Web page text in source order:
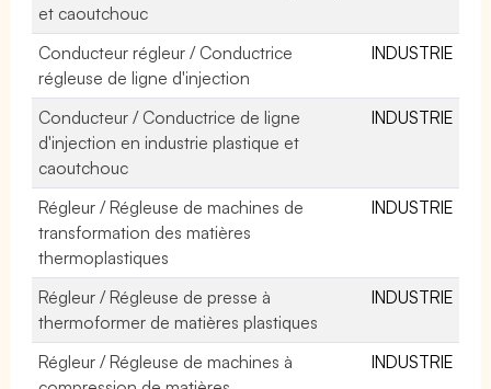
et caoutchouc
Conducteur régleur / Conductrice
régleuse de ligne d'injection
INDUSTRIE
Conducteur / Conductrice de ligne
d'injection en industrie plastique et
caoutchouc
INDUSTRIE
Régleur / Régleuse de machines de
transformation des matières
thermoplastiques
INDUSTRIE
Régleur / Régleuse de presse à
thermoformer de matières plastiques
INDUSTRIE
Régleur / Régleuse de machines à
INDUSTRIE